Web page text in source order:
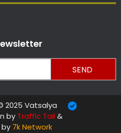
SEND
2025 Vatsalya
by Traffic Tail&
7k Network